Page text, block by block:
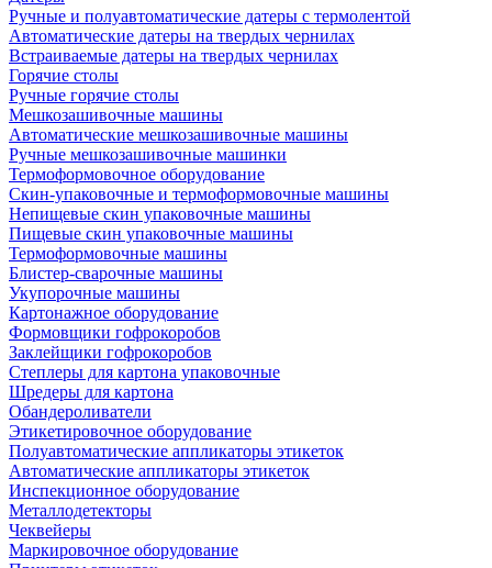
Ручные и полуавтоматические датеры с термолентой
Автоматические датеры на твердых чернилах
Встраиваемые датеры на твердых чернилах
Горячие столы
Ручные горячие столы
Мешкозашивочные машины
Автоматические мешкозашивочные машины
Ручные мешкозашивочные машинки
Термоформовочное оборудование
Скин-упаковочные и термоформовочные машины
Непищевые скин упаковочные машины
Пищевые скин упаковочные машины
Термоформовочные машины
Блистер-сварочные машины
Укупорочные машины
Картонажное оборудование
Формовщики гофрокоробов
Заклейщики гофрокоробов
Степлеры для картона упаковочные
Шредеры для картона
Обандероливатели
Этикетировочное оборудование
Полуавтоматические аппликаторы этикеток
Автоматические аппликаторы этикеток
Инспекционное оборудование
Металлодетекторы
Чеквейеры
Маркировочное оборудование